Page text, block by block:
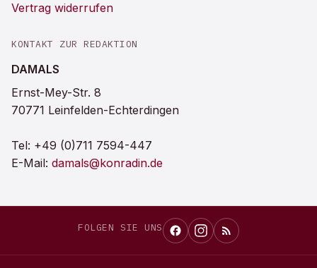
Vertrag widerrufen
KONTAKT ZUR REDAKTION
DAMALS
Ernst-Mey-Str. 8
70771 Leinfelden-Echterdingen
Tel: +49 (0)711 7594-447
E-Mail: damals@konradin.de
FOLGEN SIE UNS